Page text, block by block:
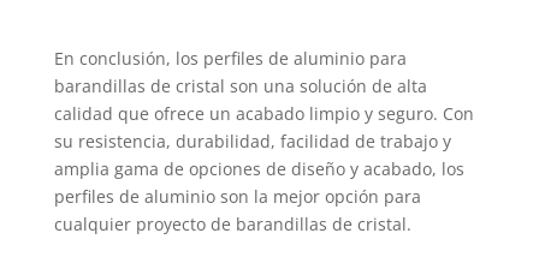
En conclusión, los perfiles de aluminio para
barandillas de cristal son una solución de alta
calidad que ofrece un acabado limpio y seguro. Con
su resistencia, durabilidad, facilidad de trabajo y
amplia gama de opciones de diseño y acabado, los
perfiles de aluminio son la mejor opción para
cualquier proyecto de barandillas de cristal.